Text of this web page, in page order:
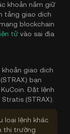
khoản nắm giữ
tảng giao dịch
blockchain
tử vào sai địa
giao dịch
bạn
Đặt lệnh
(STRAX).
loại lệnh khác
thị trường